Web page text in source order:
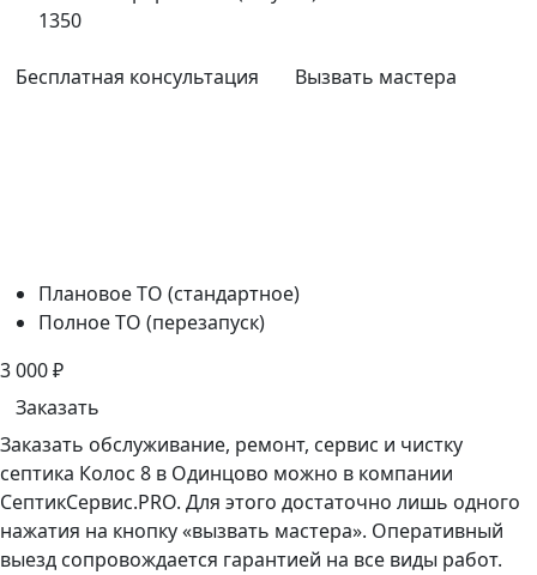
1350
Бесплатная консультация Вызвать мастера
Плановое ТО (стандартное)
Полное ТО (перезапуск)
3 000₽
Заказать
Заказать обслуживание, ремонт, сервис и чистку
септика Колос 8 в Одинцово можно в компании
СептикСервис.PRO. Для этого достаточно лишь одного
нажатия на кнопку «вызвать мастера». Оперативный
выезд сопровождается гарантией на все виды работ.